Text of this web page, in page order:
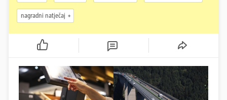
nagradni natječaj